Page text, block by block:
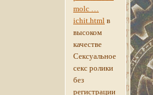
molc …
ichit.html в
высоком
качестве
Сексуальное
секс ролики
без
регистрации